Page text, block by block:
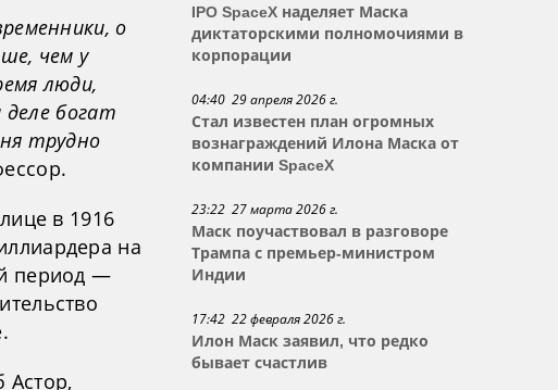
о
чем у
люди,
деле богат
трудно
в 1916
на
период —
Астор,
IPO SpaceX наделяет Маска
диктаторскими полномочиями в
корпорации
04:40 29 апреля 2026 г.
Стал известен план огромных
вознаграждений Илона Маска от
компании SpaceX
23:22 27 марта 2026 г.
Маск поучаствовал в разговоре
Трампа с премьер-министром
Индии
17:42 22 февраля 2026 г.
Илон Маск заявил, что редко
бывает счастлив